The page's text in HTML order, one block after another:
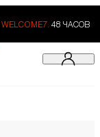
WELCOME7. 48 ЧАСОВ